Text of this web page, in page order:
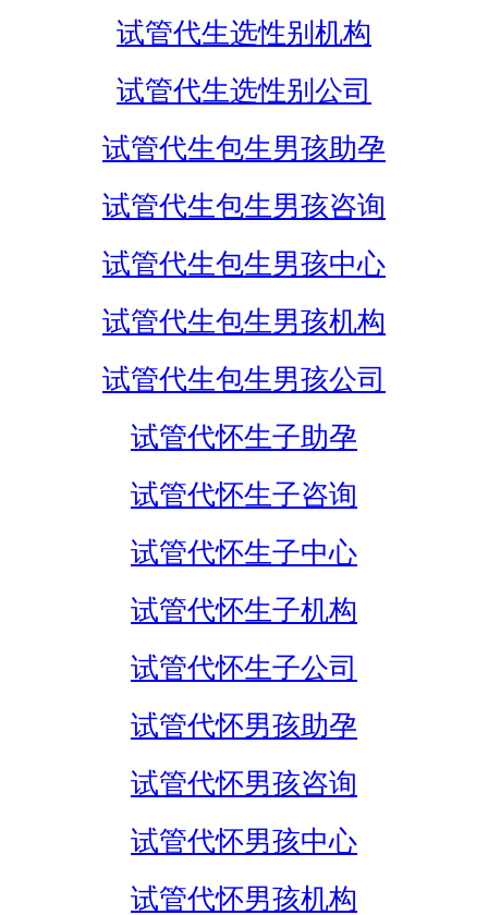
试管代生选性别机构
试管代生选性别公司
试管代生包生男孩助孕
试管代生包生男孩咨询
试管代生包生男孩中心
试管代生包生男孩机构
试管代生包生男孩公司
试管代怀生子助孕
试管代怀生子咨询
试管代怀生子中心
试管代怀生子机构
试管代怀生子公司
试管代怀男孩助孕
试管代怀男孩咨询
试管代怀男孩中心
试管代怀男孩机构